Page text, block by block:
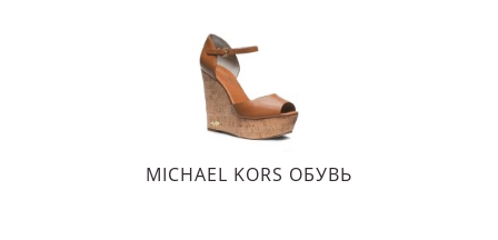
MICHAEL KORS ОБУВЬ